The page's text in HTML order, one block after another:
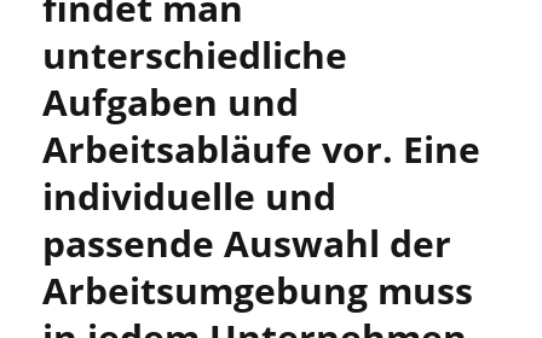
unterschiedliche
Aufgaben und
Arbeitsabläufe vor. Eine
individuelle und
passende Auswahl der
Arbeitsumgebung muss